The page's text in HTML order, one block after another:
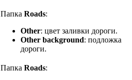
Папка Roads:
Other: цвет заливки дороги.
Other background: подложка
дороги.
Папка Roads: